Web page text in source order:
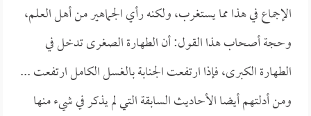
الإجماع في هذا مما يستغرب، ولكنه رأي الجماهير من أهل العلم،
وحجة أصحاب هذا القول: أن الطهارة الصغرى تدخل في
الطهارة الكبرى، فإذا ارتفعت الجنابة بالغسل الكامل ارتفعت ...
ومن أدلتهم أيضا الأحاديث السابقة التي لم يذكر في شيء منها